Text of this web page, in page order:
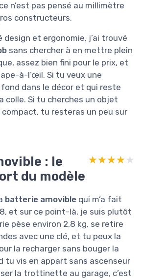
n’est pas pensé au millimètre
constructeurs.
design et ergonomie, j’ai trouvé
sans chercher à en mettre plein
assez bien fini pour le prix, et
à-l’œil. Si tu veux une
dans le décor et qui reste
colle. Si tu cherches un objet
tu resteras un peu sur
: le
du modèle
★★★★★
★★★★★
batterie amovible qui m’a fait
et sur ce point-là, je suis plutôt
pèse environ 2,8 kg, se retire
avec une clé, et tu peux la
la recharger sans bouger la
vis en appart sans ascenseur
la trottinette au garage, c’est